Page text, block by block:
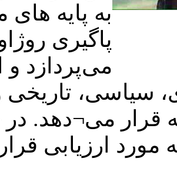
به پایه های
پاگیری
می‌پردازد و
سیاسی، تاریخی
قرار می¬دهد. در
مورد ارزیابی قرار